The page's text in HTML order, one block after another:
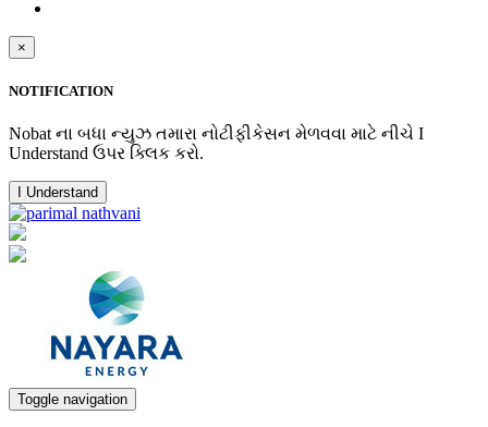
×
NOTIFICATION
Nobat ના બધા ન્યુઝ તમારા નોટીફીકેસન મેળવવા માટે નીચે I
Understand ઉપર ક્લિક કરો.
I Understand
Toggle navigation